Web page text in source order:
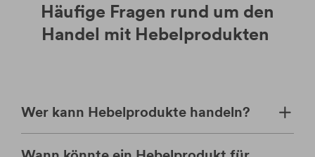
Häufige Fragen rund um den
Handel mit Hebelprodukten
Wer kann Hebelprodukte handeln?